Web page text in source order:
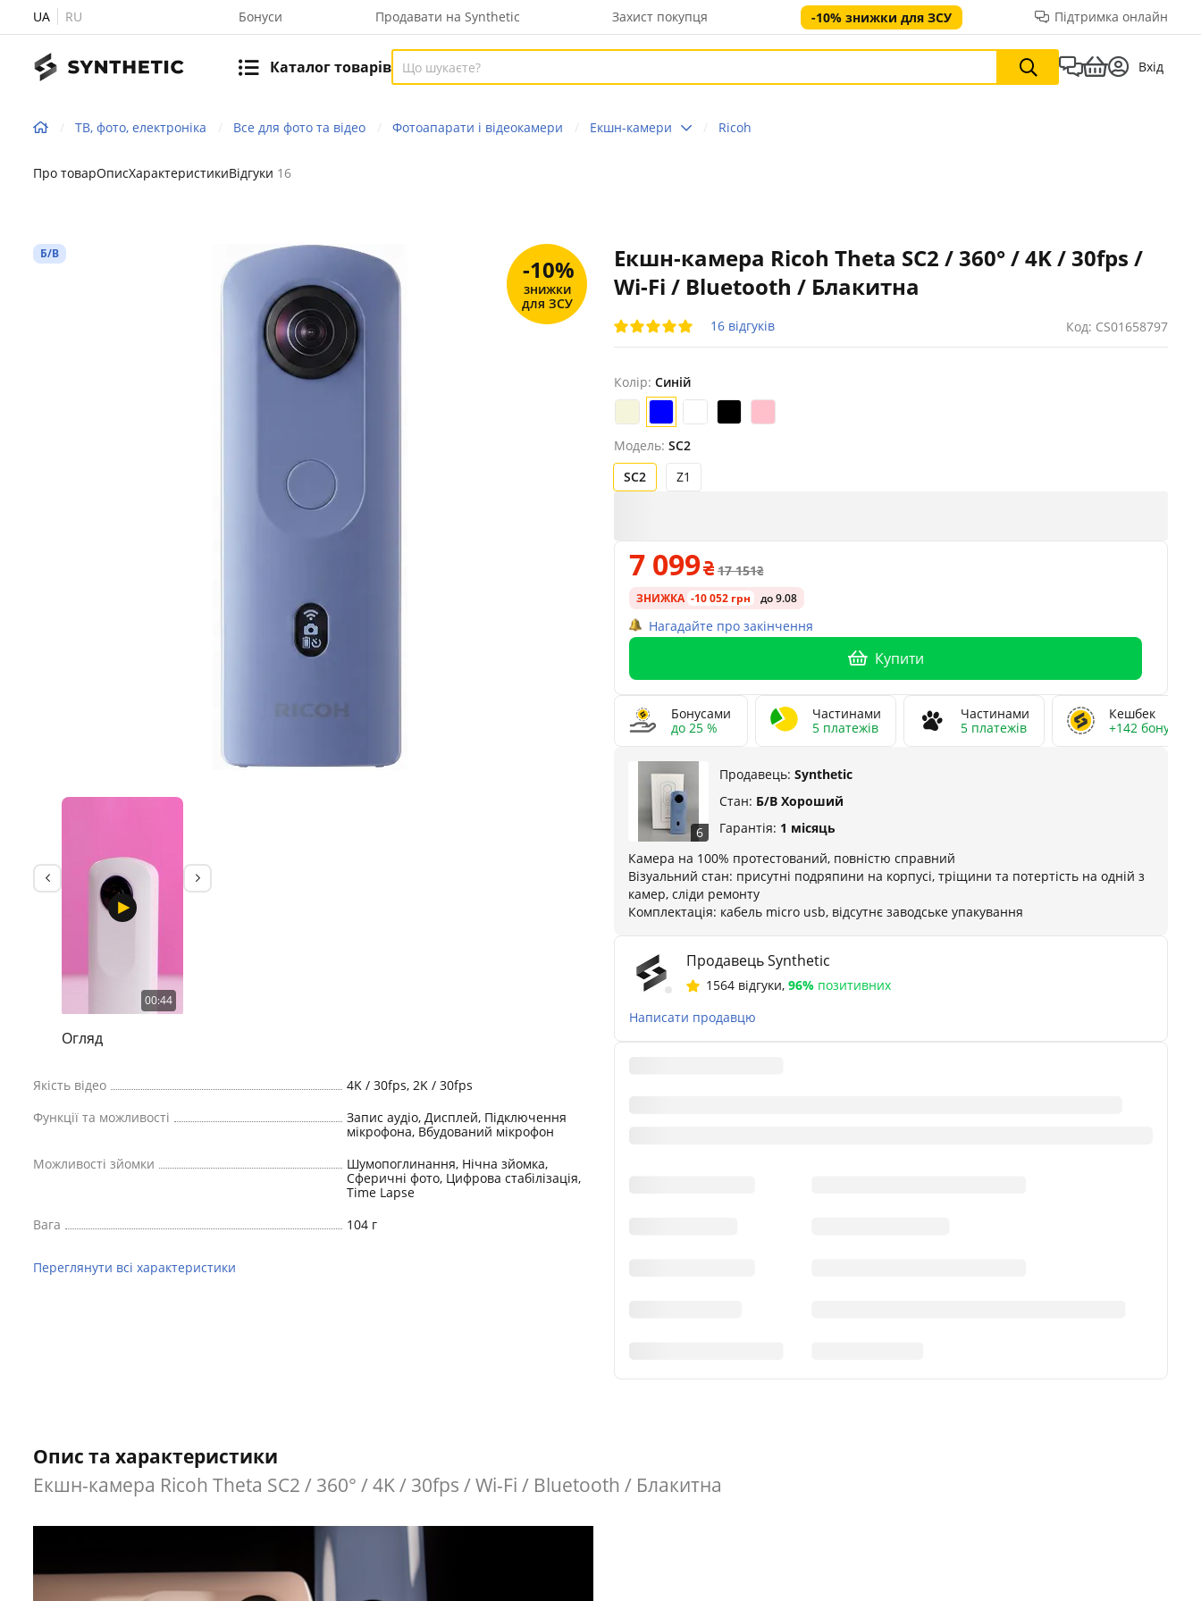
UA RU Бонуси Продавати на Synthetic Захист покупця -10% знижки для ЗСУ Підтримка онлайн
Каталог товарів Вхід
ТВ, фото, електроніка Все для фото та відео Фотоапарати і відеокамери Екшн-камери Ricoh
Про товарОписХарактеристикиВідгуки 16
Екшн-камера Ricoh Theta SC2 / 360° / 4K / 30fps /
Wi-Fi / Bluetooth / Блакитна
16 відгуків Код: CS01658797
Б/В
-10%
знижки
для ЗСУ
00:44
Огляд
Якість відео
4K / 30fps, 2K / 30fps
Функції та можливості
Запис аудіо, Дисплей, Підключення
мікрофона, Вбудований мікрофон
Можливості зйомки
Шумопоглинання, Нічна зйомка,
Сферичні фото, Цифрова стабілізація,
Time Lapse
Вага
104 г
Переглянути всі характеристики
Колір: Синій
Модель: SC2
SC2
Z1
7 099 17 151
ЗНИЖКА -10 052 грн до 9.08
Нагадайте про закінчення
Купити
Бонусами
до 25 %
Частинами
5 платежів
Частинами
5 платежів
Кешбек
+142 бонусів
6
Продавець: Synthetic
Стан: Б/В Хороший
Гарантія: 1 місяць
Камера на 100% протестований, повністю справний
Візуальний стан: присутні подряпини на корпусі, тріщини та потертість на одній з
камер, сліди ремонту
Комплектація: кабель micro usb, відсутнє заводське упакування
Продавець Synthetic
1564 відгуки, 96% позитивних
Написати продавцю
Опис та характеристики
Екшн-камера Ricoh Theta SC2 / 360° / 4K / 30fps / Wi-Fi / Bluetooth / Блакитна